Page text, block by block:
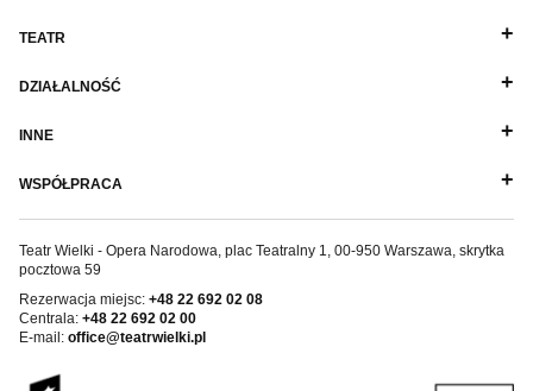
TEATR
DZIAŁALNOŚĆ
INNE
WSPÓŁPRACA
Teatr Wielki - Opera Narodowa, plac Teatralny 1, 00-950 Warszawa, skrytka
pocztowa 59
Rezerwacja miejsc: +48 22 692 02 08
Centrala: +48 22 692 02 00
E-mail: office@teatrwielki.pl